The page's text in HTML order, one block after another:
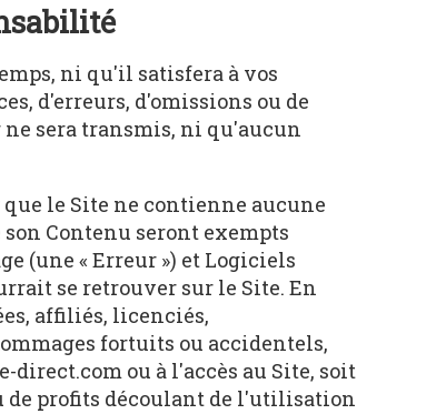
ni qu'il satisfera à vos
d'erreurs, d'omissions ou de
sera transmis, ni qu'aucun
le Site ne contienne aucune
Contenu seront exempts
(une « Erreur ») et Logiciels
se retrouver sur le Site. En
affiliés, licenciés,
fortuits ou accidentels,
ou à l'accès au Site, soit
de profits découlant de l'utilisation